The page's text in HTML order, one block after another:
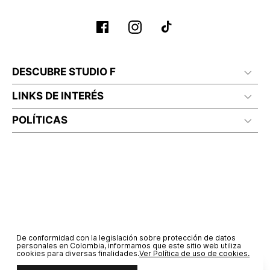
DESCUBRE STUDIO F
LINKS DE INTERÉS
POLÍTICAS
De conformidad con la legislación sobre protección de datos
personales en Colombia, informamos que este sitio web utiliza
cookies para diversas finalidades.Ver Política de uso de cookies.